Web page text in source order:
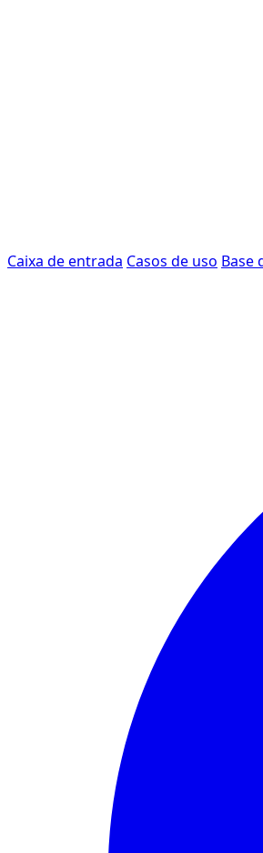
Caixa de entrada Casos de uso Base